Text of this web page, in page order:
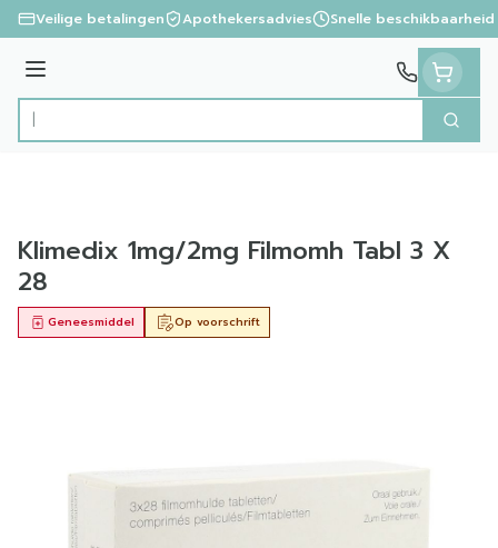
Ga naar de inhoud
Veilige betalingen Apothekersadvies Snelle beschikbaarheid
Menu
Product, merk, categorie...
Zoek
Klimedix 1mg/2mg Filmomh Tabl 3 X
28
Op voorschrift
Geneesmiddel